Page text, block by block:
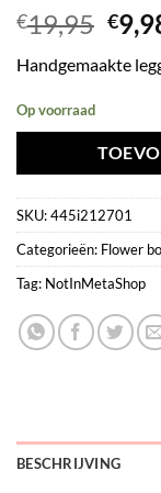
€19,95
prijs
was:
€
Handgemaakte
Op voorraad
SKU:445i212701
Categorieën: Flower
Tag: NotInMetaShop
BESCHRIJVING